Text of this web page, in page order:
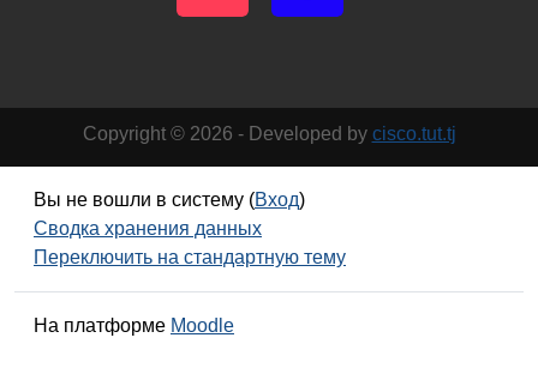
Copyright © 2026 - Developed by cisco.tut.tj
Вы не вошли в систему (Вход)
Сводка хранения данных
Переключить на стандартную тему
На платформе Moodle